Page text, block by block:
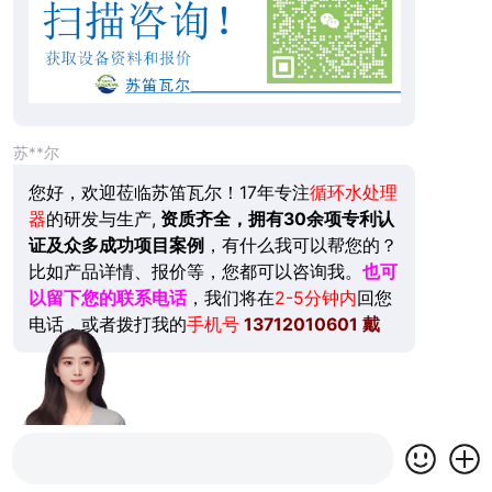
苏**尔
您好，欢迎莅临苏笛瓦尔！17年专注循环水处理
器的研发与生产, 资质齐全，拥有30余项专利认
证及众多成功项目案例 ，有什么我可以帮您的？
比如产品详情、报价等，您都可以咨询我。 也可
以留下您的联系电话，我们将在2-5分钟内回您
电话，或者拨打我的手机号 13712010601 戴